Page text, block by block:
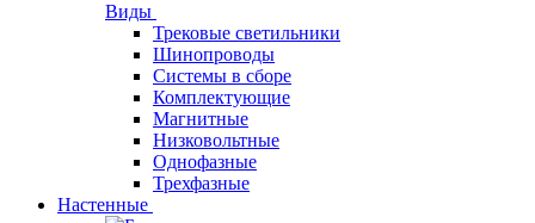
Виды
Трековые светильники
Шинопроводы
Системы в сборе
Комплектующие
Магнитные
Низковольтные
Однофазные
Трехфазные
Настенные